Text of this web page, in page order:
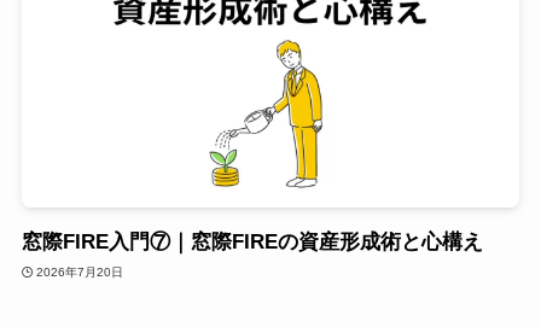
窓際FIRE入門⑦｜窓際FIREの資産形成術と心構え
2026年7月20日